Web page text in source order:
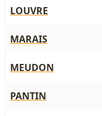
LOUVRE
MARAIS
MEUDON
PANTIN